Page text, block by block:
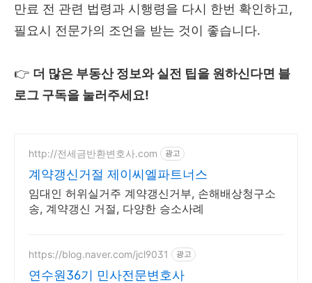
만료 전 관련 법령과 시행령을 다시 한번 확인하고,
필요시 전문가의 조언을 받는 것이 좋습니다.
👉 더 많은 부동산 정보와 실전 팁을 원하신다면 블
로그 구독을 눌러주세요!
http://전세금반환변호사.com 광고
계약갱신거절 제이씨엘파트너스
임대인 허위실거주 계약갱신거부, 손해배상청구소
송, 계약갱신 거절, 다양한 승소사례
https://blog.naver.com/jcl9031 광고
연수원36기 민사전문변호사